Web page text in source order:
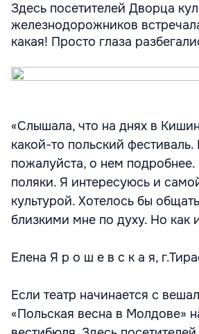
Здесь посетителей Дворца
железнодорожников
какая! Просто глаза
«Слышала, что на днях в
какой-то польский фестиваль.
пожалуйста, о нем
поляки. Я интересуюсь и
культурой. Хотелось бы
близкими мне по духу. Но как
Елена Я р о ш е в с к а я,
Если театр начинается с
«Польская весна в Молдове»